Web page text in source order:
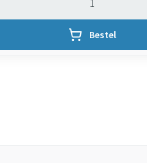
Bestel